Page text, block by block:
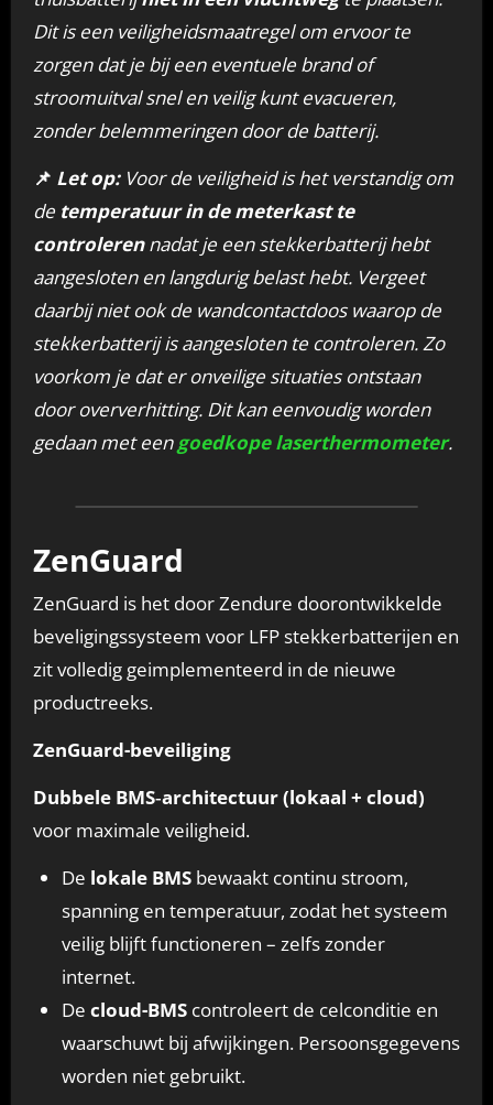
Dit is een veiligheidsmaatregel om ervoor te
zorgen dat je bij een eventuele brand of
stroomuitval snel en veilig kunt evacueren,
zonder belemmeringen door de batterij.
📌 Let op:Voor de veiligheid is het verstandig om
de temperatuur in de meterkast te
controlerennadat je een stekkerbatterij hebt
aangesloten en langdurig belast hebt. Vergeet
daarbij niet ook de wandcontactdoos waarop de
stekkerbatterij is aangesloten te controleren. Zo
voorkom je dat er onveilige situaties ontstaan
door oververhitting. Dit kan eenvoudig worden
gedaan met eengoedkope laserthermometer.
ZenGuard
ZenGuard is het door Zendure doorontwikkelde
beveligingssysteem voor LFP stekkerbatterijen en
zit volledig geimplementeerd in de nieuwe
productreeks.
ZenGuard-beveiliging
Dubbele BMS‑architectuur (lokaal + cloud)
voor maximale veiligheid.
De lokale BMSbewaakt continu stroom,
spanning en temperatuur, zodat het systeem
veilig blijft functioneren – zelfs zonder
internet.
De cloud-BMScontroleert de celconditie en
waarschuwt bij afwijkingen. Persoonsgegevens
worden niet gebruikt.